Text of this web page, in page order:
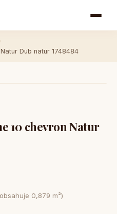
Dub natur 1748484
10 chevron Natur
0,879 m²)